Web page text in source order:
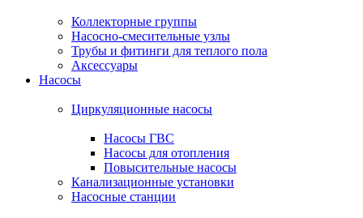
Коллекторные группы
Насосно-смесительные узлы
Трубы и фитинги для теплого пола
Аксессуары
Насосы
Циркуляционные насосы
Насосы ГВС
Насосы для отопления
Повысительные насосы
Канализационные установки
Насосные станции